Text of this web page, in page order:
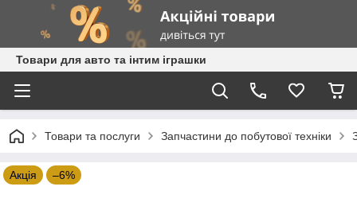
Товари для авто та інтим іграшки
Товари та послуги Запчастини до побутової техніки
Акція –6%